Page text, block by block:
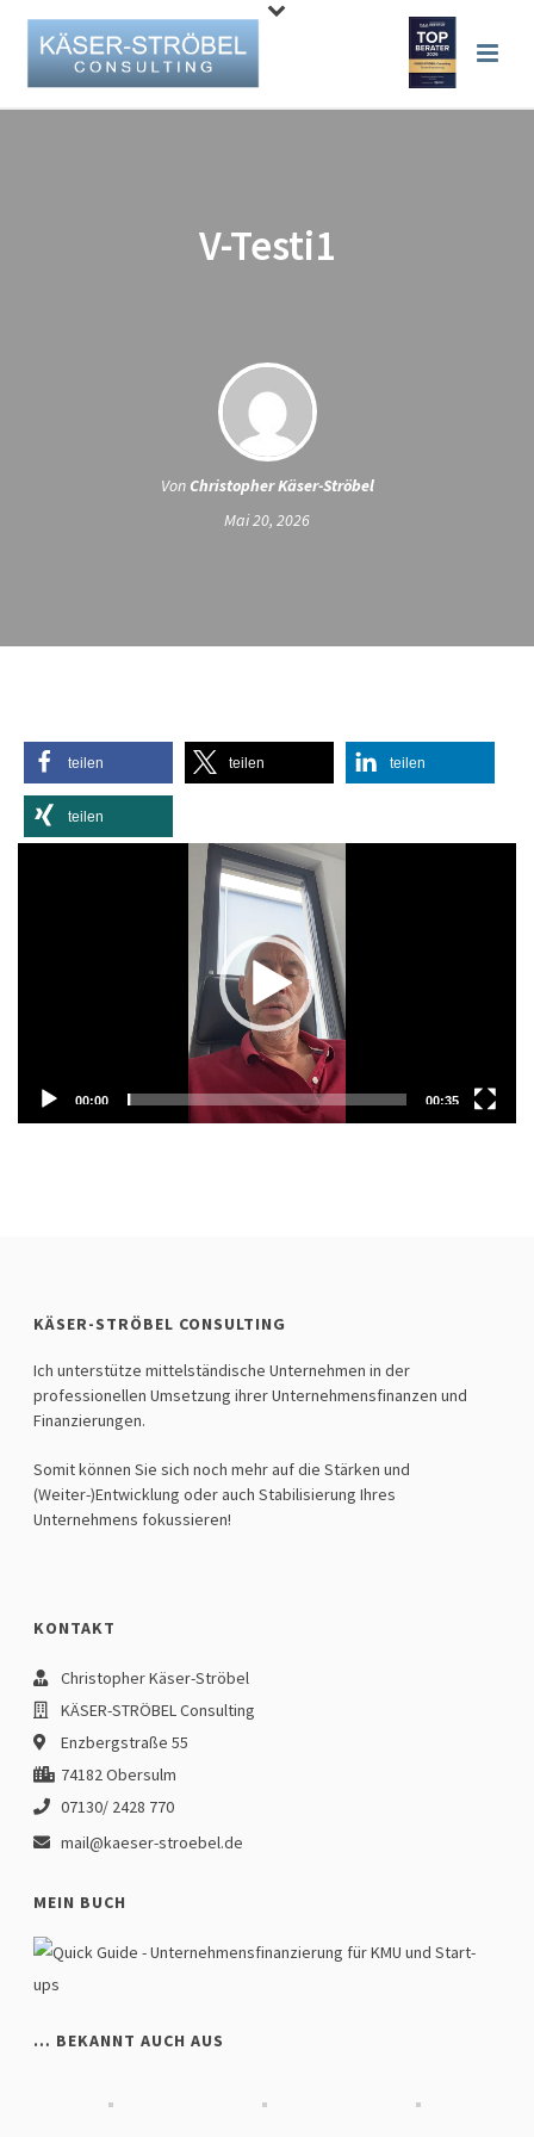
V-Testi1
Von Christopher Käser-Ströbel
Mai 20, 2026
teilen teilen teilen
teilen
00:00 00:35
KÄSER-STRÖBEL CONSULTING
Ich unterstütze mittelständische Unternehmen in der
professionellen Umsetzung ihrer Unternehmensfinanzen und
Finanzierungen.
Somit können Sie sich noch mehr auf die Stärken und
(Weiter-)Entwicklung oder auch Stabilisierung Ihres
Unternehmens fokussieren!
KONTAKT
Christopher Käser-Ströbel
KÄSER-STRÖBEL Consulting
Enzbergstraße 55
74182 Obersulm
07130/ 2428 770
mail@kaeser-stroebel.de
MEIN BUCH
… BEKANNT AUCH AUS